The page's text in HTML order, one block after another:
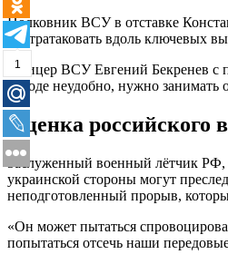
1
Полковник ВСУ в отставке
контратаковать вдоль ключевых
Офицер ВСУ Евгений Бекренев с
городе неудобно, нужно
Оценка российского
Заслуженный военный лётчик
украинской стороны могут
неподготовленный прорыв,
«Он может пытаться
попытаться отсечь наши